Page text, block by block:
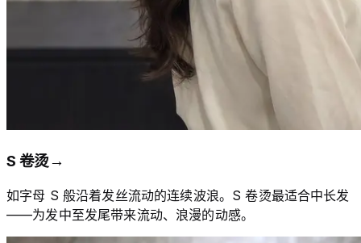
S 卷烫→
如字母 S 般沿着发丝流动的连续波浪。S 卷烫最适合中长发
——为发中至发尾带来流动、浪漫的动感。